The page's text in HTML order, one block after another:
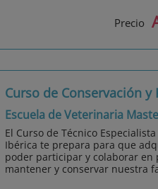
Precio
Curso de Conservación
Escuela de Veterinaria
El Curso de Técnico
Ibérica te prepara para que
poder participar y colaborar en
mantener y conservar nuestra